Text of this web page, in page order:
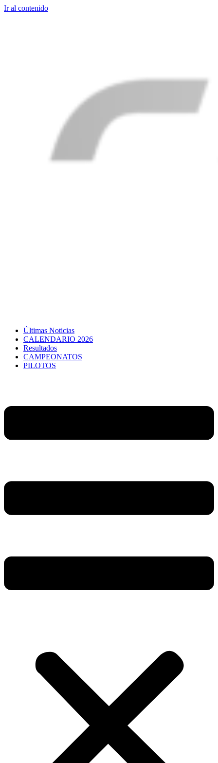
Ir al contenido
Últimas Noticias
CALENDARIO 2026
Resultados
CAMPEONATOS
PILOTOS